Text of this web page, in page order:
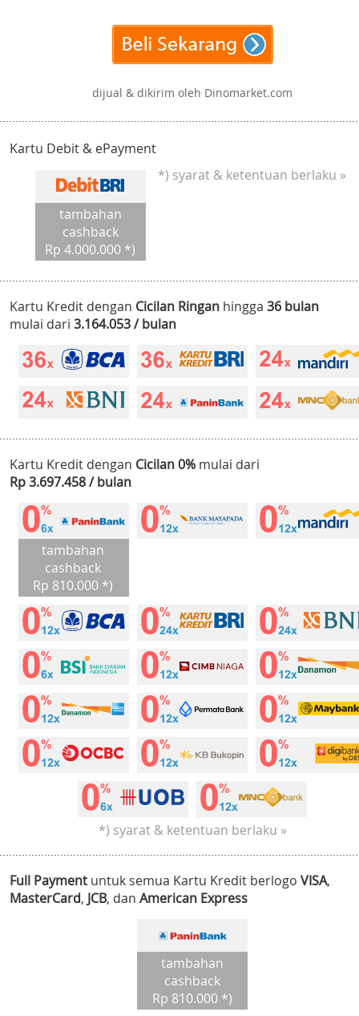
dijual & dikirim oleh Dinomarket.com
Kartu Debit & ePayment
tambahan
cashback
Rp 4.000.000 *)
*) syarat & ketentuan berlaku »
Kartu Kredit dengan Cicilan Ringan hingga 36 bulan
mulai dari 3.164.053 / bulan
Kartu Kredit dengan Cicilan 0% mulai dari
Rp 3.697.458 / bulan
tambahan
cashback
Rp 810.000 *)
*) syarat & ketentuan berlaku »
Full Payment untuk semua Kartu Kredit berlogo VISA,
MasterCard, JCB, dan American Express
tambahan
cashback
Rp 810.000 *)